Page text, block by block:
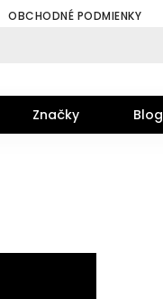
OBCHODNÉ PODMIENKY
Značky Blog